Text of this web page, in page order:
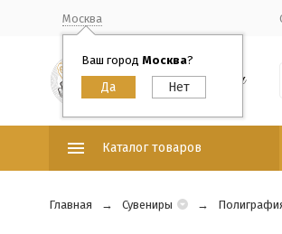
Москва
Ваш город Москва?
Каталог товаров
Главная Сувениры